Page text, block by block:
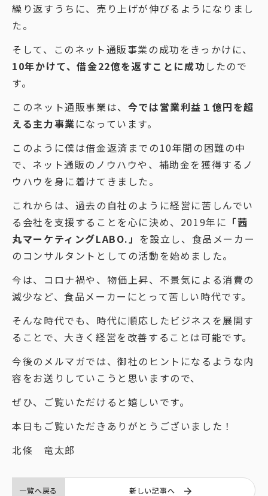
繰り返すうちに、売り上げが伸びるようになりまし
た。
そして、このネット通販事業の成功をきっかけに、
10年かけて、借金22億を返すことに成功 したので
す。
このネット通販事業は、 今では営業利益１億円を超
える主力事業になっています。
このように僕は借金返済までの10年間の困難の中
で、ネット通販のノウハウや、補助金を獲得するノ
ウハウを身に着けてきました。
これからは、過去の自社のように経営に苦しんでい
る会社を支援することを心に決め、2019年に 「茜
丸マーケティングLABO.」 を設立し、食品メーカー
のコンサルタントとしての活動を始めました。
今は、コロナ禍や、物価上昇、不景気による消費の
減少など、食品メーカーにとって苦しい時代です。
そんな時代でも、時代に順応したビジネスを展開す
ることで、大きく経営を改善することは可能です。
今後のメルマガでは、御社のヒントになるような内
容をお送りしていこうと思いますので、
ぜひ、ご覧いただけると嬉しいです。
本日もご覧いただきありがとうございました！
北條 竜太郎
一覧へ戻る 新しい記事へ